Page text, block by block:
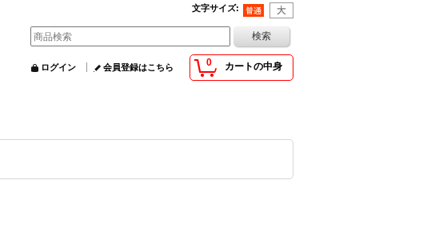
文字サイズ:
0 カートの中身
ログイン 会員登録はこちら